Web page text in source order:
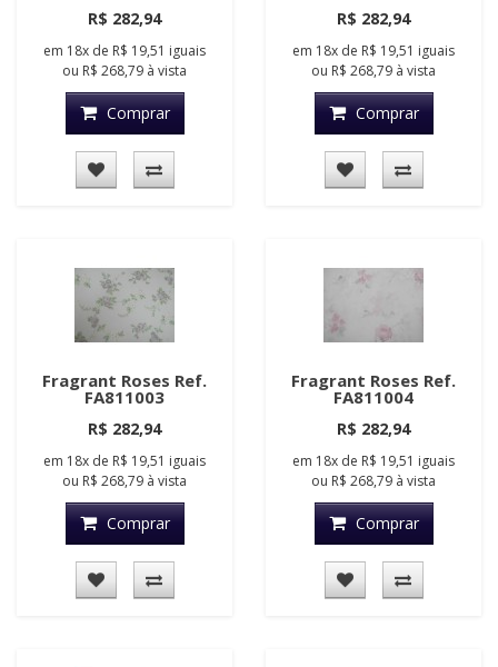
R$ 282,94
em 18x de R$ 19,51 iguais
ou R$ 268,79 à vista
Comprar
R$ 282,94
em 18x de R$ 19,51 iguais
ou R$ 268,79 à vista
Comprar
Fragrant Roses Ref.
FA811003
R$ 282,94
em 18x de R$ 19,51 iguais
ou R$ 268,79 à vista
Comprar
Fragrant Roses Ref.
FA811004
R$ 282,94
em 18x de R$ 19,51 iguais
ou R$ 268,79 à vista
Comprar